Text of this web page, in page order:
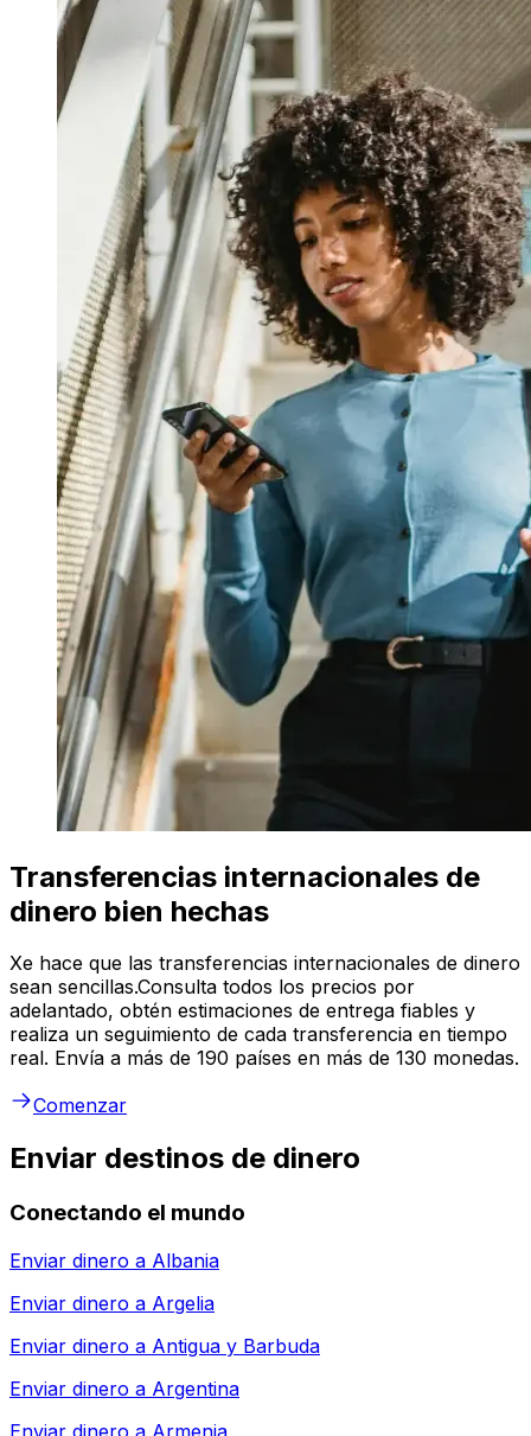
Transferencias internacionales de
dinero bien hechas
Xe hace que las transferencias internacionales de dinero
sean sencillas.Consulta todos los precios por
adelantado, obtén estimaciones de entrega fiables y
realiza un seguimiento de cada transferencia en tiempo
real. Envía a más de 190 países en más de 130 monedas.
Comenzar
Enviar destinos de dinero
Conectando el mundo
Enviar dinero a Albania
Enviar dinero a Argelia
Enviar dinero a Antigua y Barbuda
Enviar dinero a Argentina
Enviar dinero a Armenia